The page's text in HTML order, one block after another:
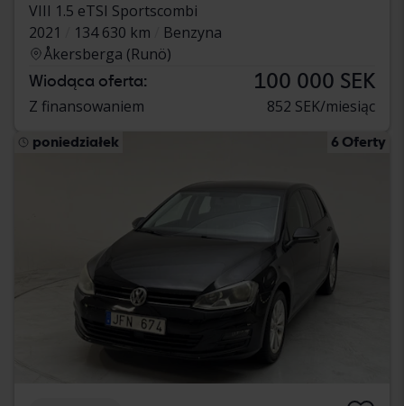
VIII 1.5 eTSI Sportscombi
2021
134 630 km
Benzyna
Åkersberga (Runö)
Wiodąca oferta: 100 000 SEK
Z finansowaniem 852 SEK/miesiąc
poniedziałek 6 Oferty